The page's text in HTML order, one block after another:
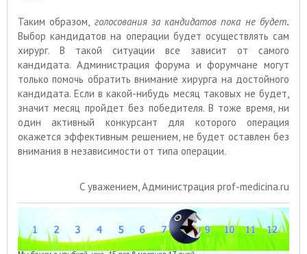
Таким образом, голосования за кандидатов пока не будет.
Выбор кандидатов на операции будет осуществлять сам
хирург. В такой ситуации все зависит от самого
кандидата. Администрация форума и форумчане могут
только помочь обратить внимание хирурга на достойного
кандидата. Если в какой-нибудь месяц таковых не будет,
значит месяц пройдет без победителя. В тоже время, ни
один активный конкурсант для которого операция
окажется эффективным решением, не будет оставлен без
внимания в независимости от типа операции.
С уважением, Aдминистрация prof-medicina.ru